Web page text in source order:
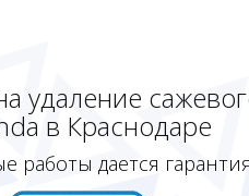
удаление
в Краснодаре
работы дается